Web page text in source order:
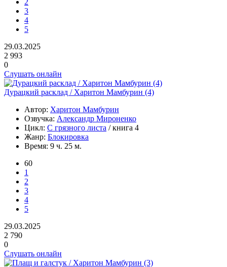
2
3
4
5
29.03.2025
2 993
0
Слушать онлайн
Дурацкий расклад / Харитон Мамбурин (4)
Автор: Харитон Мамбурин
Озвучка: Александр Мироненко
Цикл: С грязного листа / книга 4
Жанр: Блокировка
Время: 9 ч. 25 м.
60
1
2
3
4
5
29.03.2025
2 790
0
Слушать онлайн